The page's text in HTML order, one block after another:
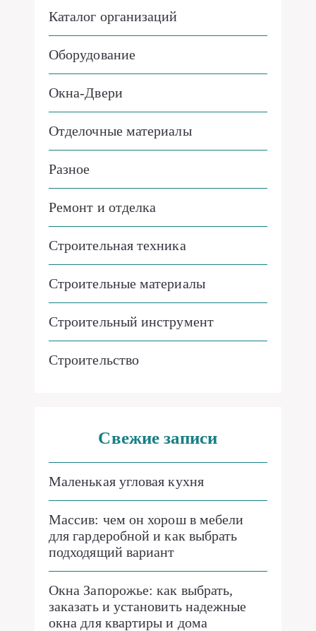
Каталог организаций
Оборудование
Окна-Двери
Отделочные материалы
Разное
Ремонт и отделка
Строительная техника
Строительные материалы
Строительный инструмент
Строительство
Свежие записи
Маленькая угловая кухня
Массив: чем он хорош в мебели
для гардеробной и как выбрать
подходящий вариант
Окна Запорожье: как выбрать,
заказать и установить надежные
окна для квартиры и дома